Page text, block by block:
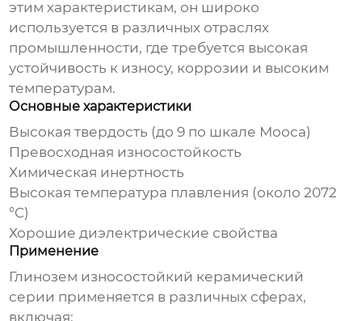
этим характеристикам, он широко
используется в различных отраслях
промышленности, где требуется высокая
устойчивость к износу, коррозии и высоким
температурам.
Основные характеристики
Высокая твердость (до 9 по шкале Мооса)
Превосходная износостойкость
Химическая инертность
Высокая температура плавления (около 2072
°C)
Хорошие диэлектрические свойства
Применение
Глинозем износостойкий керамический
серии применяется в различных сферах,
включая: